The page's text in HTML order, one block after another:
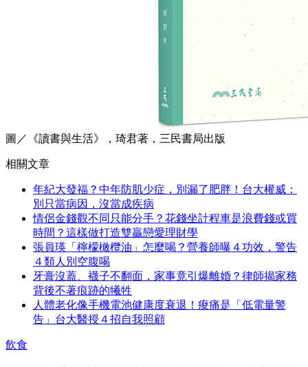
圖／《讀書與生活》，琦君著，三民書局出版
相關文章
年紀大發福？中年防肌少症，別漏了肥胖！台大權威：
別只當病因，沒當成疾病
情侶金錢觀不同只能分手？花錢坐計程車是浪費錢或買
時間？這樣做打造雙贏戀愛理財學
張員瑛「檸檬橄欖油」怎麼喝？營養師曝４功效，警告
４類人別空腹喝
牙膏沒蓋、襪子不翻面，家事竟引爆離婚？律師揭家務
背後不著痕跡的犧牲
人體老化像手機電池健康度衰退！痠痛是「低電量警
告」台大醫授４招自我照顧
飲食